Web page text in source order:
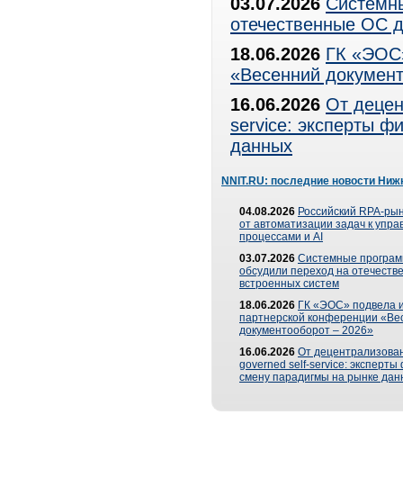
отечественные ОС
18.06.2026 ГК
«Весенний
16.06.2026 От
service: эксперты
данных
NNIT.RU: последние новости
04.08.2026 Российский RPA-
от автоматизации задач к
процессами и AI
03.07.2026 Системные
обсудили переход на
встроенных систем
18.06.2026 ГК «ЭОС» подвела
партнерской конференции
документооборот – 2026»
16.06.2026 От
governed self-service: эксперты
смену парадигмы на рынке